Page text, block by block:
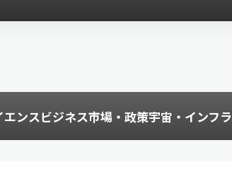
エンスビジネス市場・政策宇宙・インフラ